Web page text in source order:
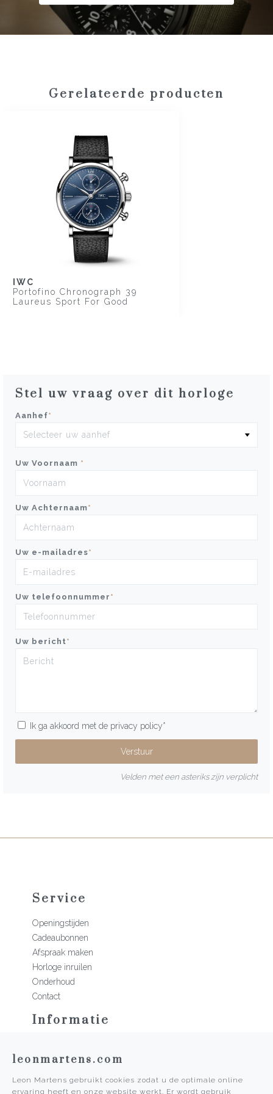
Gerelateerde producten
IWC
Portofino Chronograph 39
Laureus Sport For Good
Stel uw vraag over dit horloge
Aanhef*
Uw Voornaam *
Uw Achternaam*
Uw e-mailadres*
Uw telefoonnummer *
Uw bericht*
Ik ga akkoord met de privacy policy*
Velden met een asteriks zijn verplicht
Service
Openingstijden
Cadeaubonnen
Afspraak maken
Horloge inruilen
Onderhoud
Contact
Informatie
Historie
Algemene voorwaarden
leonmartens.com
Leon Martens gebruikt cookies zodat u de optimale online
ervaring heeft en onze website werkt. Er wordt gebruik